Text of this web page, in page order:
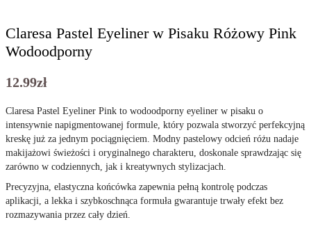
Claresa Pastel Eyeliner w Pisaku Różowy Pink
Wodoodporny
12.99zł
Claresa Pastel Eyeliner Pink to wodoodporny eyeliner w pisaku o
intensywnie napigmentowanej formule, który pozwala stworzyć perfekcyjną
kreskę już za jednym pociągnięciem. Modny pastelowy odcień różu nadaje
makijażowi świeżości i oryginalnego charakteru, doskonale sprawdzając się
zarówno w codziennych, jak i kreatywnych stylizacjach.
Precyzyjna, elastyczna końcówka zapewnia pełną kontrolę podczas
aplikacji, a lekka i szybkoschnąca formuła gwarantuje trwały efekt bez
rozmazywania przez cały dzień.